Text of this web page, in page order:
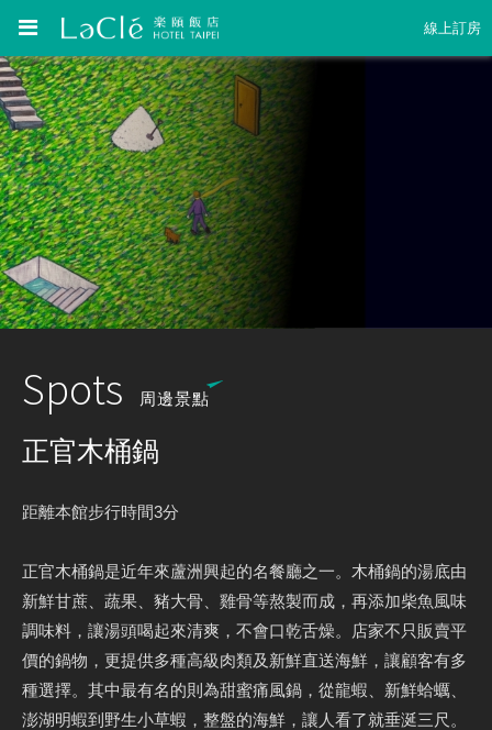
線上訂房
Spots 周邊景點
正官木桶鍋
距離本館步行時間3分
正官木桶鍋是近年來蘆洲興起的名餐廳之一。木桶鍋的湯底由
新鮮甘蔗、蔬果、豬大骨、雞骨等熬製而成，再添加柴魚風味
調味料，讓湯頭喝起來清爽，不會口乾舌燥。店家不只販賣平
價的鍋物，更提供多種高級肉類及新鮮直送海鮮，讓顧客有多
種選擇。其中最有名的則為甜蜜痛風鍋，從龍蝦、新鮮蛤蠣、
澎湖明蝦到野生小草蝦，整盤的海鮮，讓人看了就垂涎三尺。